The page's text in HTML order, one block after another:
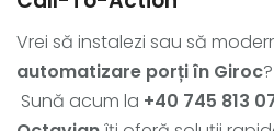
Vrei să instalezi sau să
automatizare porți în Giroc?
Sună acum la +40 745 813